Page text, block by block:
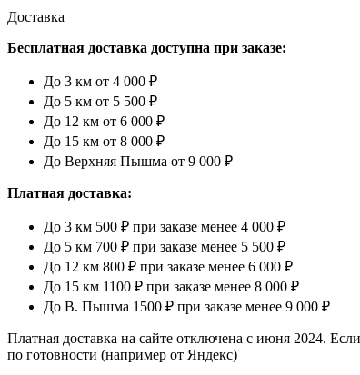
Доставка
Бесплатная доставка доступна при заказе:
До 3 км от 4 000 ₽
До 5 км от 5 500 ₽
До 12 км от 6 000 ₽
До 15 км от 8 000 ₽
До Верхняя Пышма от 9 000 ₽
Платная доставка:
До 3 км 500 ₽ при заказе менее 4 000 ₽
До 5 км 700 ₽ при заказе менее 5 500 ₽
До 12 км 800 ₽ при заказе менее 6 000 ₽
До 15 км 1100 ₽ при заказе менее 8 000 ₽
До В. Пышма 1500 ₽ при заказе менее 9 000 ₽
Платная доставка на сайте отключена с июня 2024.
по готовности (например от Яндекс)